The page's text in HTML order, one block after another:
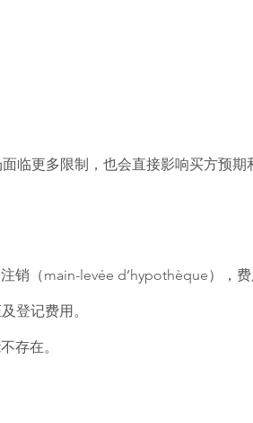
临更多限制，也会直接影响买方预期
（main-levée d’hypothèque），费
登记费用。
存在。